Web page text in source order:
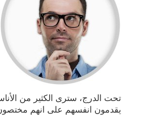
تحت الدرج، سترى الكثير من الأناس
يقدمون انفسهم على انهم مختصون